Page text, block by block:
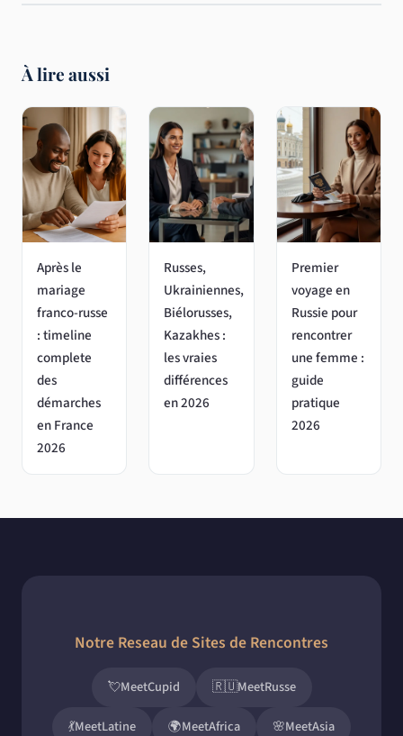
À lire aussi
Après le
mariage
franco-russe
: timeline
complete
des
démarches
en France
2026
Russes,
Ukrainiennes,
Biélorusses,
Kazakhes :
les vraies
différences
en 2026
Premier
voyage en
Russie pour
rencontrer
une femme :
guide
pratique
2026
Notre Reseau de Sites de Rencontres
💘MeetCupid 🇷🇺MeetRusse
💃MeetLatine 🌍MeetAfrica 🌸MeetAsia